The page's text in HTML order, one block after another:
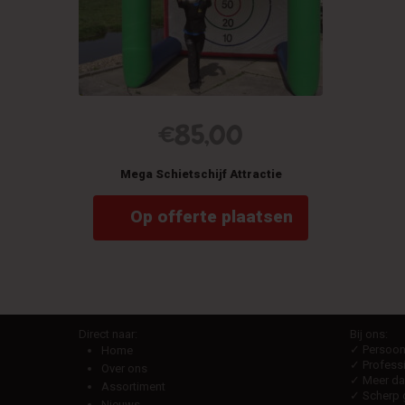
Mega Schietschijf Attractie
Op offerte plaatsen
Direct naar:
Home
Over ons
Assortiment
Bij ons:
✓
✓
✓ Meer
✓ Scherp